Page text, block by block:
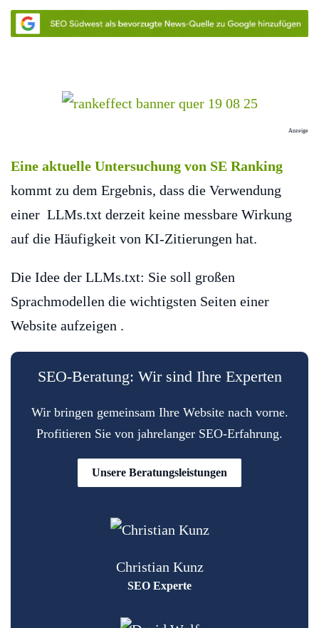
Anzeige
Eine aktuelle Untersuchung von SE Ranking
kommt zu dem Ergebnis, dass die Verwendung
einer LLMs.txt derzeit keine messbare Wirkung
auf die Häufigkeit von KI-Zitierungen hat.
Die Idee der LLMs.txt: Sie soll großen
Sprachmodellen die wichtigsten Seiten einer
Website aufzeigen .
SEO-Beratung: Wir sind Ihre Experten
Wir bringen gemeinsam Ihre Website nach vorne.
Profitieren Sie von jahrelanger SEO-Erfahrung.
Unsere Beratungsleistungen
Christian Kunz
SEO Experte